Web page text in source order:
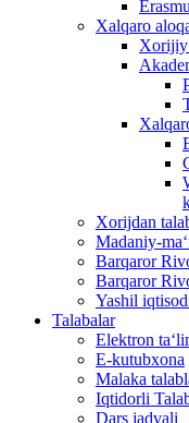
Xalqaro
Xorijiy
Xorijdan
Madaniy-
Barqaror
Barqaror
Yashil
Talabalar
Elektron
E-kutubxona
Malaka
Iqtidorli
Dars jadvali